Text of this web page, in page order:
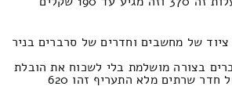
של מחשבים וחדרים של סרברים בניר
בצורה מושלמת בלי לשכוח את הובלת
כלי המחשוב הובלה של חדר שרתים מלא התעריף זהו 620